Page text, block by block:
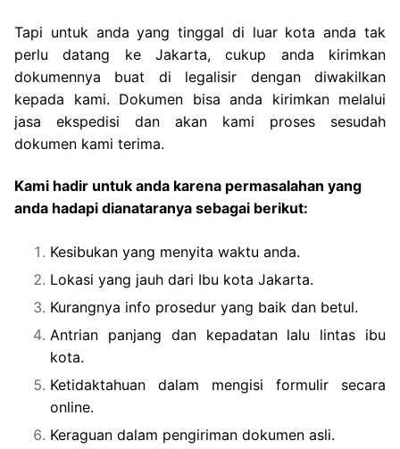
Tapi untuk anda yang tinggal di luar kota anda tak
perlu datang ke Jakarta, cukup anda kirimkan
dokumennya buat di legalisir dengan diwakilkan
kepada kami. Dokumen bisa anda kirimkan melalui
jasa ekspedisi dan akan kami proses sesudah
dokumen kami terima.
Kami hadir untuk anda karena permasalahan yang
anda hadapi dianataranya sebagai berikut:
Kesibukan yang menyita waktu anda.
Lokasi yang jauh dari Ibu kota Jakarta.
Kurangnya info prosedur yang baik dan betul.
Antrian panjang dan kepadatan lalu lintas ibu
kota.
Ketidaktahuan dalam mengisi formulir secara
online.
Keraguan dalam pengiriman dokumen asli.